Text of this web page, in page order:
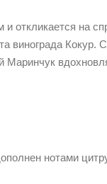
откликается на
винограда Кокур.
Маринчук
нотами